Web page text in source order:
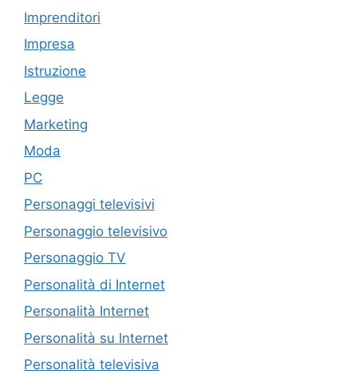
Imprenditori
Impresa
Istruzione
Legge
Marketing
Moda
PC
Personaggi televisivi
Personaggio televisivo
Personaggio TV
Personalità di Internet
Personalità Internet
Personalità su Internet
Personalità televisiva